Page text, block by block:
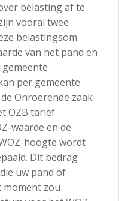
belasting af te
vooral twee
belastingsom
van het pand en
per gemeente
Onroerende zaak-
OZB tarief
waarde en de
hoogte wordt
Dit bedrag
uw pand of
moment zou